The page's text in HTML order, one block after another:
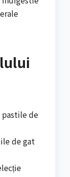
pastile de
de gat